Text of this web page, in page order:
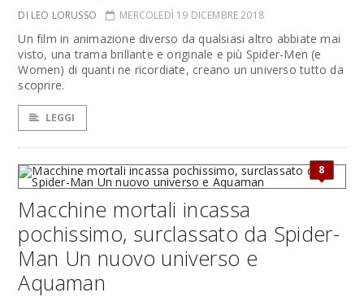
DI LEO LORUSSO MERCOLEDÌ 19 DICEMBRE 2018
Un film in animazione diverso da qualsiasi altro abbiate mai
visto, una trama brillante e originale e più Spider-Men (e
Women) di quanti ne ricordiate, creano un universo tutto da
scoprire.
LEGGI
8
Macchine mortali incassa
pochissimo, surclassato da Spider-
Man Un nuovo universo e
Aquaman